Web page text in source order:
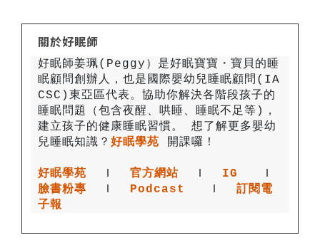
關於好眠師
好眠師姜珮(Peggy）是好眠寶寶・寶貝的睡
眠顧問創辦人，也是國際嬰幼兒睡眠顧問(IA
CSC)東亞區代表。協助你解決各階段孩子的
睡眠問題（包含夜醒、哄睡、睡眠不足等)，
建立孩子的健康睡眠習慣。 想了解更多嬰幼
兒睡眠知識？ 好眠學苑
好眠學苑
  Ｉ
官方網站 Ｉ IG
Ｉ
臉書粉專
Ｉ Podcast Ｉ
訂閱電
子報